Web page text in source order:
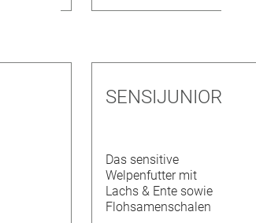
SENSIJUNIOR
Das sensitive
Welpenfutter mit
Lachs & Ente sowie
Flohsamenschalen